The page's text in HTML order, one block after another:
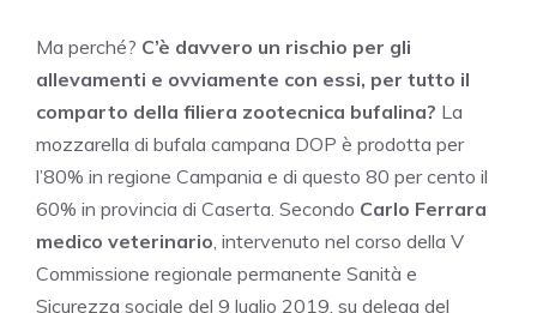
Ma perché? C’è davvero un rischio per gli
allevamenti e ovviamente con essi, per tutto il
comparto della filiera zootecnica bufalina? La
mozzarella di bufala campana DOP è prodotta per
l’80% in regione Campania e di questo 80 per cento il
60% in provincia di Caserta. Secondo Carlo Ferrara
medico veterinario, intervenuto nel corso della V
Commissione regionale permanente Sanità e
Sicurezza sociale del 9 luglio 2019, su delega del